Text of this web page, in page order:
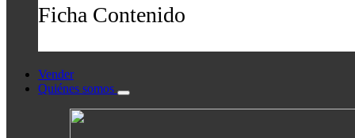
Ficha Contenido
Vender
Quiénes somos